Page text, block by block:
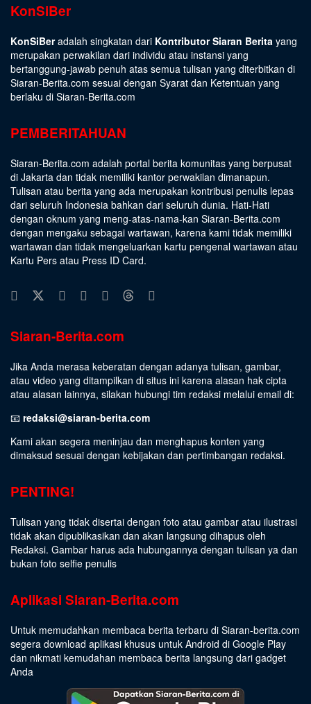
KonSiBer
KonSiBeradalah singkatan dari Kontributor Siaran Berita yang
merupakan perwakilan dari individu atau instansi yang
bertanggung-jawab penuh atas semua tulisan yang diterbitkan di
Siaran-Berita.com sesuai dengan Syarat dan Ketentuan yang
berlaku di Siaran-Berita.com
PEMBERITAHUAN
Siaran-Berita.com adalah portal berita komunitas yang berpusat
di Jakarta dan tidak memiliki kantor perwakilan dimanapun.
Tulisan atau berita yang ada merupakan kontribusi penulis lepas
dari seluruh Indonesia bahkan dari seluruh dunia. Hati-Hati
dengan oknum yang meng-atas-nama-kan Siaran-Berita.com
dengan mengaku sebagai wartawan, karena kami tidak memiliki
wartawan dan tidak mengeluarkan kartu pengenal wartawan atau
Kartu Pers atau Press ID Card.
Siaran-Berita.com
Jika Anda merasa keberatan dengan adanya tulisan, gambar,
atau video yang ditampilkan di situs ini karena alasan hak cipta
atau alasan lainnya, silakan hubungi tim redaksi melalui email di:
📧 redaksi@siaran-berita.com
Kami akan segera meninjau dan menghapus konten yang
dimaksud sesuai dengan kebijakan dan pertimbangan redaksi.
PENTING!
Tulisan yang tidak disertai dengan foto atau gambar atau ilustrasi
tidak akan dipublikasikan dan akan langsung dihapus oleh
Redaksi. Gambar harus ada hubungannya dengan tulisan ya dan
bukan foto selfie penulis
Aplikasi Siaran-Berita.com
Untuk memudahkan membaca berita terbaru di Siaran-berita.com
segera download aplikasi khusus untuk Android di Google Play
dan nikmati kemudahan membaca berita langsung dari gadget
Anda